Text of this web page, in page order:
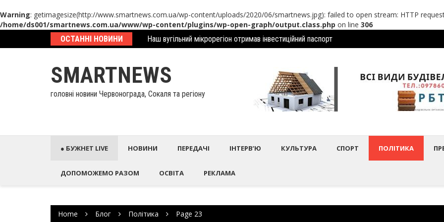
Warning: getimagesize(http://www.smartnews.com.ua/wp-content/uploads/2020/06/smartnews.jpg): failed to open stream: HTTP
/home/ds001/smartnews.com.ua/www/wp-content/plugins/wp-open-graph/output.class.php on line 306
ОСТАННІ НОВИНИ
Наш вугільний мікрорегіон отримав інвеcтиційний паспорт
У Палаці Потоцьких відбулось нагородження працівників культури та майстрів народного
SMARTNEWS
головні новини Червонограда, Сокаля та регіону
● БУЖНЕТ LIVE НОВИНИ ПЕРЕДАЧІ ІНТЕРВ’Ю КУЛЬТУРА СПОРТ ПОЛІТИКА
ДОПОМОЖЕМО РАЗОМ ОСВІТА РЕКЛАМА
Home Блог Політика Page 23